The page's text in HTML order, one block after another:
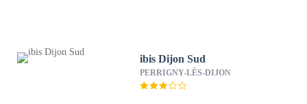
ibis Dijon Sud
PERRIGNY-LÈS-DIJON